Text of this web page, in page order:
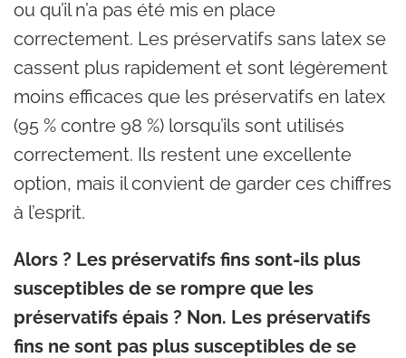
ou qu’il n’a pas été mis en place
correctement. Les préservatifs sans latex se
cassent plus rapidement et sont légèrement
moins efficaces que les préservatifs en latex
(95 % contre 98 %) lorsqu’ils sont utilisés
correctement. Ils restent une excellente
option, mais il convient de garder ces chiffres
à l’esprit.
Alors ? Les préservatifs fins sont-ils plus
susceptibles de se rompre que les
préservatifs épais ? Non. Les préservatifs
fins ne sont pas plus susceptibles de se